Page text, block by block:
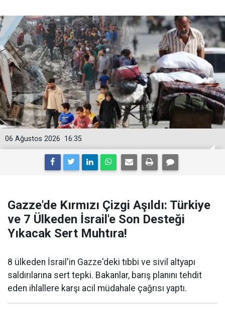
16:35
06 Ağustos 2026
Gazze'de Kırmızı Çizgi Aşıldı: Türkiye
ve 7 Ülkeden İsrail'e Son Desteği
Yıkacak Sert Muhtıra!
8 ülkeden İsrail'in Gazze'deki tıbbi ve sivil altyapı
saldırılarına sert tepki. Bakanlar, barış planını tehdit
eden ihlallere karşı acil müdahale çağrısı yaptı.